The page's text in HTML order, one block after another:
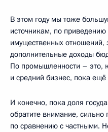
В этом году мы тоже
источникам, по
имущественных отношений,
дополнительные доходы
По промышленности – это,
и средний бизнес, пока
И конечно, пока доля
обратите внимание, сильно
по сравнению с частными.